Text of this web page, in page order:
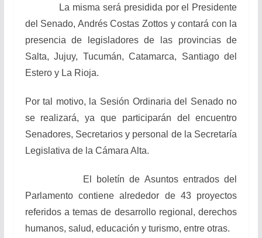
La misma será presidida por el Presidente
del Senado, Andrés Costas Zottos y contará con la
presencia de legisladores de las provincias de
Salta, Jujuy, Tucumán, Catamarca, Santiago del
Estero y La Rioja.
Por tal motivo, la Sesión Ordinaria del Senado no
se realizará, ya que participarán del encuentro
Senadores, Secretarios y personal de la Secretaría
Legislativa de la Cámara Alta.
El boletín de Asuntos entrados del
Parlamento contiene alrededor de 43 proyectos
referidos a temas de desarrollo regional, derechos
humanos, salud, educación y turismo, entre otras.